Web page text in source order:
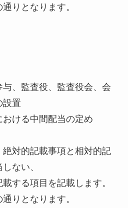
りとなります。
与、監査役、監査役会、会
設置
おける中間配当の定め
対的記載事項と相対的記
ない、
する項目を記載します。
りとなります。